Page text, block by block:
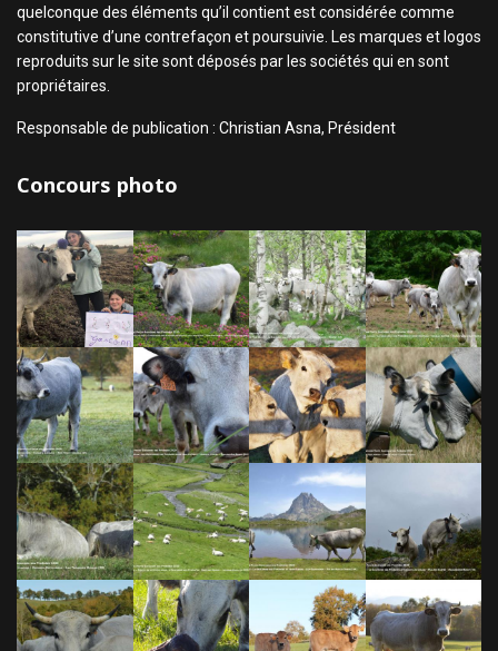
quelconque des éléments qu’il contient est considérée comme
constitutive d’une contrefaçon et poursuivie. Les marques et logos
reproduits sur le site sont déposés par les sociétés qui en sont
propriétaires.
Responsable de publication : Christian Asna, Président
Concours photo